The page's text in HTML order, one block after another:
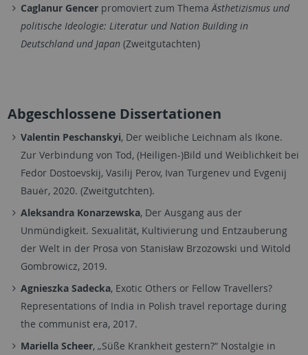
Caglanur Gencer promoviert zum ThemaÄsthetizismus und
politische Ideologie: Literatur und Nation Building in
Deutschland und Japan(Zweitgutachten)
Abgeschlossene Dissertationen
Valentin Peschanskyi, Der weibliche Leichnam als Ikone.
Zur Verbindung von Tod, (Heiligen-)Bild und Weiblichkeit bei
Fedor Dostoevskij, Vasilij Perov, Ivan Turgenev und Evgenij
Bauėr, 2020. (Zweitgutchten).
Aleksandra Konarzewska, Der Ausgang aus der
Unmündigkeit. Sexualität, Kultivierung und Entzauberung
der Welt in der Prosa von Stanisław Brzozowski und Witold
Gombrowicz, 2019.
Agnieszka Sadecka, Exotic Others or Fellow Travellers?
Representations of India in Polish travel reportage during
the communist era, 2017.
Mariella Scheer, „Süße Krankheit gestern?“ Nostalgie in